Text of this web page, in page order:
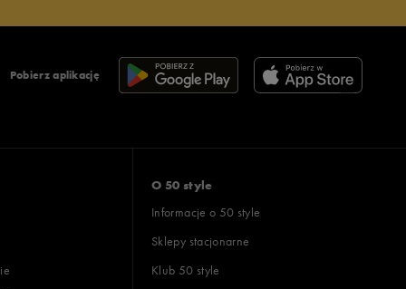
Pobierz aplikację
O 50 style
Informacje o 50 style
Sklepy stacjonarne
Klub 50 style